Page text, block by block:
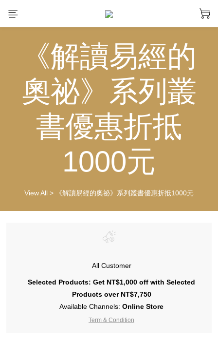
《解讀易經的
奧祕》系列叢
書優惠折抵
1000元
View All > 《解讀易經的奧祕》系列叢書優惠折抵1000元
All Customer
Selected Products: Get NT$1,000 off with Selected
Products over NT$7,750
Available Channels: Online Store
Term & Condition